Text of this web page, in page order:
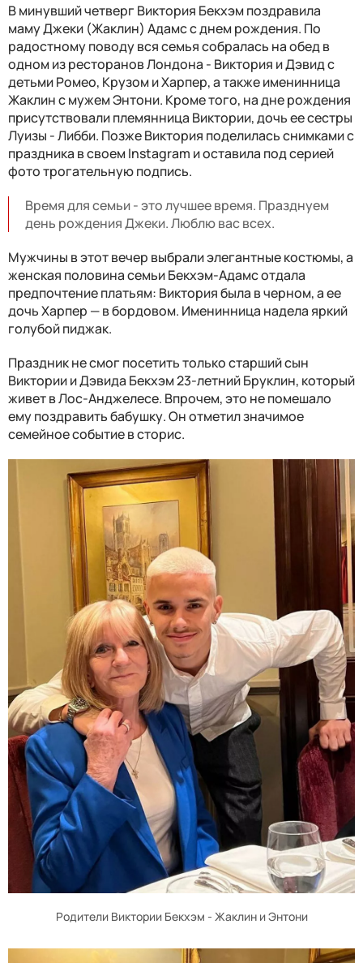
В минувший четверг Виктория Бекхэм поздравила
маму Джеки (Жаклин) Адамс с днем рождения. По
радостному поводу вся семья собралась на обед в
одном из ресторанов Лондона - Виктория и Дэвид с
детьми Ромео, Крузом и Харпер, а также именинница
Жаклин с мужем Энтони. Кроме того, на дне рождения
присутствовали племянница Виктории, дочь ее сестры
Луизы - Либби. Позже Виктория поделилась снимками с
праздника в своем Instagram и оставила под серией
фото трогательную подпись.
Время для семьи - это лучшее время. Празднуем
день рождения Джеки. Люблю вас всех.
Мужчины в этот вечер выбрали элегантные костюмы, а
женская половина семьи Бекхэм-Адамс отдала
предпочтение платьям: Виктория была в черном, а ее
дочь Харпер — в бордовом. Именинница надела яркий
голубой пиджак.
Праздник не смог посетить только старший сын
Виктории и Дэвида Бекхэм 23-летний Бруклин, который
живет в Лос-Анджелесе. Впрочем, это не помешало
ему поздравить бабушку. Он отметил значимое
семейное событие в сторис.
Родители Виктории Бекхэм - Жаклин и Энтони